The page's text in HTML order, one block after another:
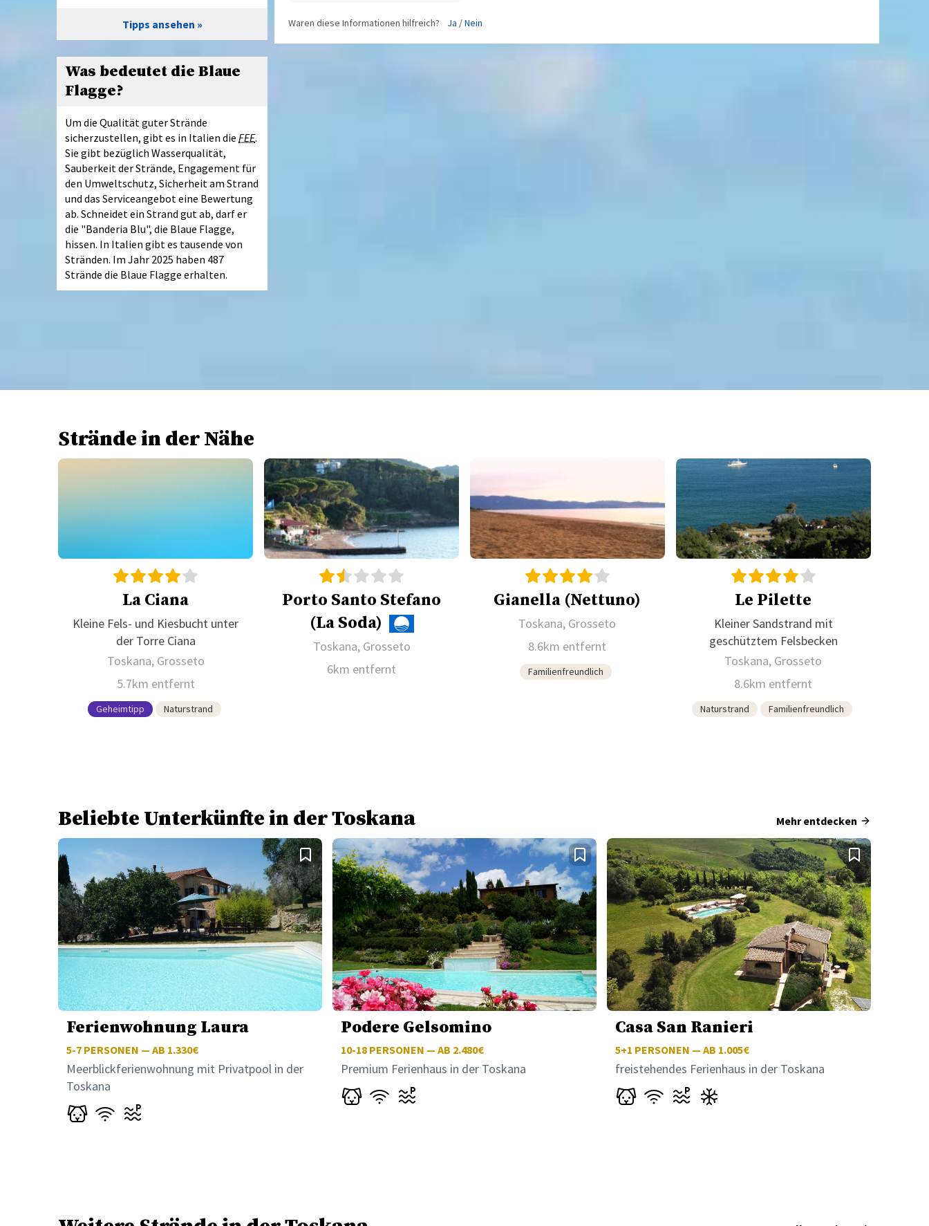
Waren diese Informationen hilfreich? Ja /Nein
Tipps ansehen
Was bedeutet die Blaue
Flagge?
Um die Qualität guter Strände
sicherzustellen, gibt es in Italien die FEE.
Sie gibt bezüglich Wasserqualität,
Sauberkeit der Strände, Engagement für
den Umweltschutz, Sicherheit am Strand
und das Serviceangebot eine Bewertung
ab. Schneidet ein Strand gut ab, darf er
die "Banderia Blu", die Blaue Flagge,
hissen. In Italien gibt es tausende von
Stränden. Im Jahr 2025 haben 487
Strände die Blaue Flagge erhalten.
Strände in der Nähe
La Ciana
Kleine Fels- und Kiesbucht unter
der Torre Ciana
Toskana, Grosseto
5.7km entfernt
Geheimtipp Naturstrand
Porto Santo Stefano
(La Soda)
Toskana, Grosseto
6km entfernt
Gianella (Nettuno)
Toskana, Grosseto
8.6km entfernt
Familienfreundlich
Le Pilette
Kleiner Sandstrand mit
geschütztem Felsbecken
Toskana, Grosseto
8.6km entfernt
Naturstrand Familienfreundlich
Beliebte Unterkünfte in der Toskana Mehr entdecken
Ferienwohnung Laura
5-7 PERSONEN — AB 1.330€
Meerblickferienwohnung mit Privatpool in der
Toskana
Podere Gelsomino
10-18PERSONEN — AB 2.480€
Premium Ferienhaus in der Toskana
Casa San Ranieri
5+1 PERSONEN — AB 1.005€
freistehendes Ferienhaus in der Toskana